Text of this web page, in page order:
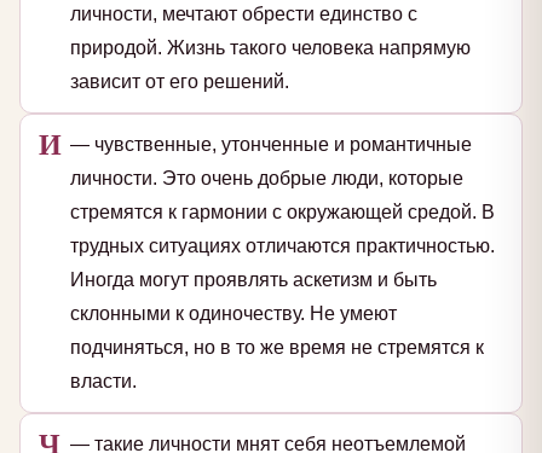
личности, мечтают обрести единство с
природой. Жизнь такого человека напрямую
зависит от его решений.
И — чувственные, утонченные и романтичные
личности. Это очень добрые люди, которые
стремятся к гармонии с окружающей средой. В
трудных ситуациях отличаются практичностью.
Иногда могут проявлять аскетизм и быть
склонными к одиночеству. Не умеют
подчиняться, но в то же время не стремятся к
власти.
Ч — такие личности мнят себя неотъемлемой